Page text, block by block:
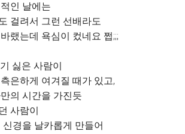
인 날에는
걸려서 그런 선배라도
랬는데 욕심이 컸네요 쩝;;;
싫은 사람이
은하게 여겨질 때가 있고,
의 시간을 가진듯
사람이
경을 날카롭게 만들어